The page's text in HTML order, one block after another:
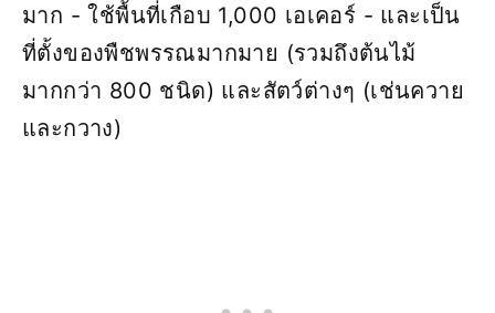
มาก - ใช้พื้นที่เกือบ 1,000 เอเคอร์ - และเป็น
ที่ตั้งของพืชพรรณมากมาย (รวมถึงต้นไม้
มากกว่า 800 ชนิด) และสัตว์ต่างๆ (เช่นควาย
และกวาง)